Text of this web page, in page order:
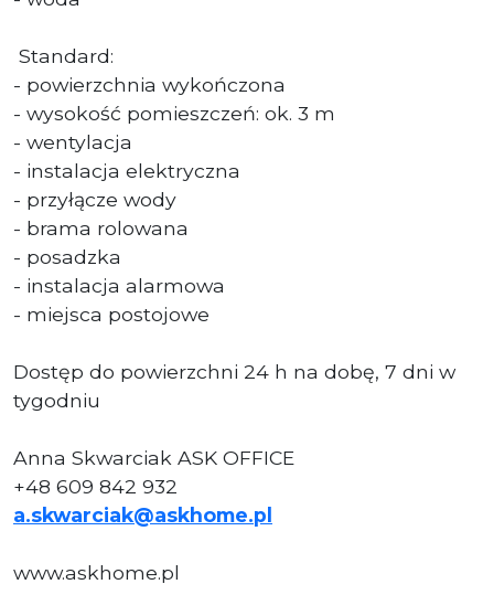
Standard:
- powierzchnia wykończona
- wysokość pomieszczeń: ok. 3 m
- wentylacja
- instalacja elektryczna
- przyłącze wody
- brama rolowana
- posadzka
- instalacja alarmowa
- miejsca postojowe
Dostęp do powierzchni 24 h na dobę, 7 dni w
tygodniu
Anna Skwarciak ASK OFFICE
+48 609 842 932
a.skwarciak@askhome.pl
www.askhome.pl